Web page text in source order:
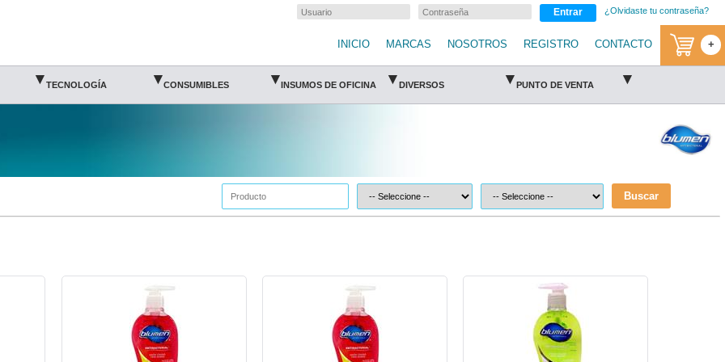
Entrar ¿Olvidaste tu contraseña?
INICIO MARCAS NOSOTROS REGISTRO CONTACTO +
▾ TECNOLOGÍA ▾ CONSUMIBLES ▾ INSUMOS DE OFICINA ▾ DIVERSOS ▾ PUNTO DE VENTA ▾
Buscar
4E-JABON-BKW221-Blumen